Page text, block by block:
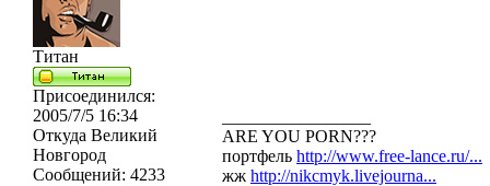
Титан
Присоединился:
2005/7/5 16:34
Откуда Великий
Новгород
Сообщений: 4233
ARE YOU PORN???
портфель http://www.free-lance.ru/...
жж http://nikcmyk.livejourna...